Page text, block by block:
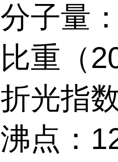
分子量
比重（
折光指
沸点：